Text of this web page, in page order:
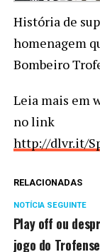
História de
homenagem
Bombeiro
Leia mais em
no link
http://dlvr.it/
RELACIONADAS
NOTÍCIA SEGUINTE
Play off ou
jogo do Trofense